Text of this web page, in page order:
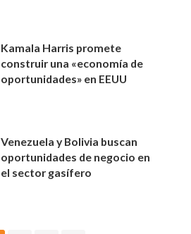
Kamala Harris promete
construir una «economía de
oportunidades» en EEUU
Venezuela y Bolivia buscan
oportunidades de negocio en
el sector gasífero